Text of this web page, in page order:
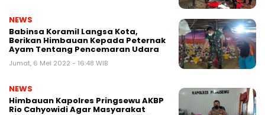
NEWS
Babinsa Koramil Langsa Kota,
Berikan Himbauan Kepada Peternak
Ayam Tentang Pencemaran Udara
Jumat, 6 Mei 2022 - 16:48 WIB
NEWS
Himbauan Kapolres Pringsewu AKBP
Rio Cahyowidi Agar Masyarakat